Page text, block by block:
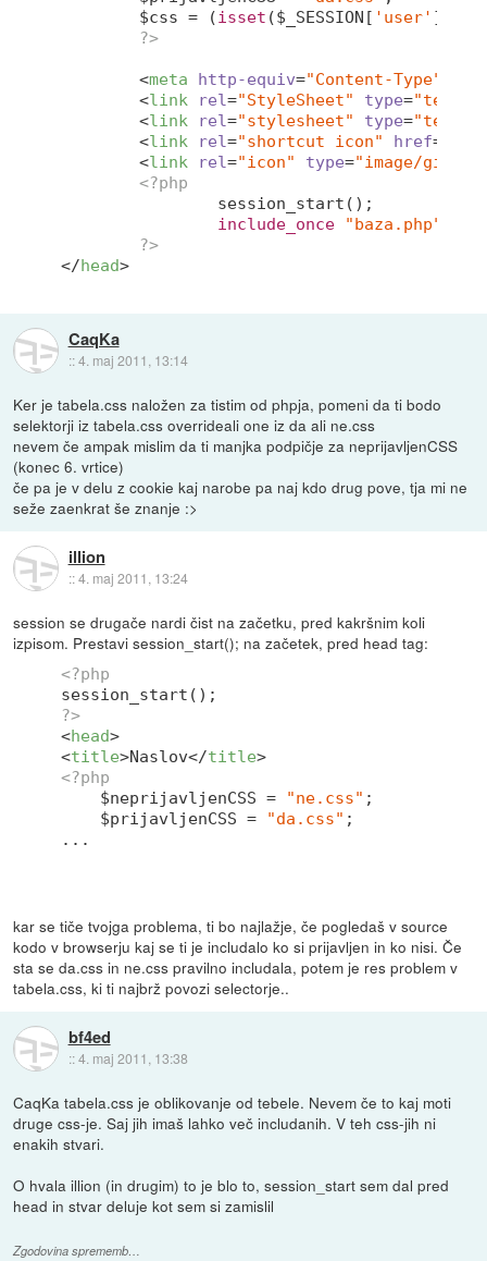
	$css = (
isset ($_SESSION[ 'user' ])) ?
?>
<meta http-equiv="Content-Type"
<link rel="StyleSheet" type="text/
<link rel="stylesheet" type="text/
<link rel="shortcut icon" href=
<link rel="icon" type="image/gif"
<?php
include_once
"baza.php"
?>
</head>
CaqKa
::4. maj 2011, 13:14
Ker je tabela.css naložen za tistim od phpja, pomeni da ti bodo
selektorji iz tabela.css overrideali one iz da ali ne.css
nevem če ampak mislim da ti manjka podpičje za neprijavljenCSS
(konec 6. vrtice)
če pa je v delu z cookie kaj narobe pa naj kdo drug pove, tja mi ne
seže zaenkrat še znanje :>
illion
::4. maj 2011, 13:24
session se drugače nardi čist na začetku, pred kakršnim koli
izpisom. Prestavi session_start(); na začetek, pred head tag:
<?php
?>
<head>
<title>Naslov</title>
<?php
    $neprijavljenCSS =
"ne.css" ;
    $prijavljenCSS =
"da.css" ;
kar se tiče tvojga problema, ti bo najlažje, če pogledaš v source
kodo v browserju kaj se ti je includalo ko si prijavljen in ko nisi. Če
sta se da.css in ne.css pravilno includala, potem je res problem v
tabela.css, ki ti najbrž povozi selectorje..
bf4ed
::4. maj 2011, 13:38
CaqKa tabela.css je oblikovanje od tebele. Nevem če to kaj moti
druge css-je. Saj jih imaš lahko več includanih. V teh css-jih ni
enakih stvari.
O hvala illion (in drugim) to je blo to, session_start sem dal pred
head in stvar deluje kot sem si zamislil
Zgodovina sprememb…